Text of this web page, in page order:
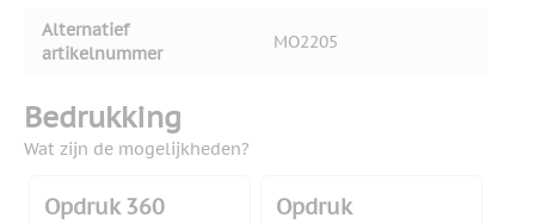
Alternatief
artikelnummer
MO2205
Bedrukking
Wat zijn de mogelijkheden?
Opdruk 360
Opdruk